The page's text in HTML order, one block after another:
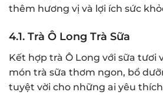
thêm hương vị và lợi ích sức
4.1. Trà Ô Long Trà Sữa
Kết hợp trà Ô Long với sữa tươi
món trà sữa thơm ngon, bổ
tuyệt vời cho những ai yêu